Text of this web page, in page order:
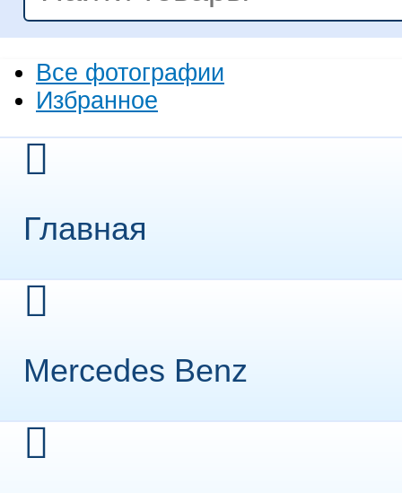
Все фотографии
Избранное
Главная
Mercedes Benz